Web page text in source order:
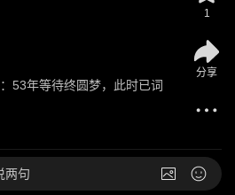
53年等待终圆梦，此时已词
1
分享
两句